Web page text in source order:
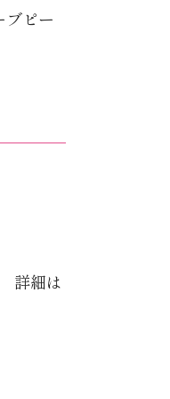
ブピー
詳細は